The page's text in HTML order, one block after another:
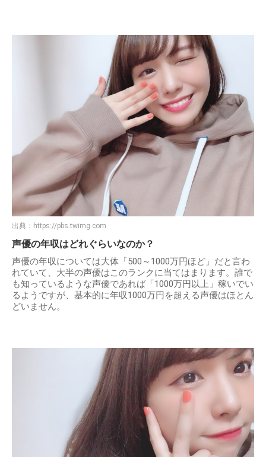
出典： https://pbs.twimg.com
声優の年収はどれぐらいなのか？
声優の年収については大体「500～1000万円ほど」だと言わ
れていて、大半の声優はこのランクに当てはまります。誰で
も知っているような声優であれば「1000万円以上」稼いでい
るようですが、基本的に年収1000万円を超える声優はほとん
どいません。